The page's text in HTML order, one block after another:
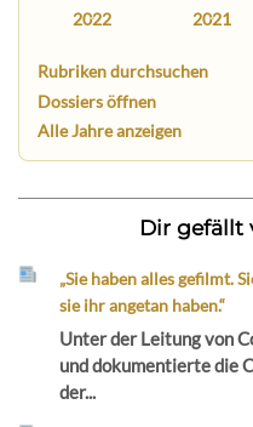
2022 2021
Rubriken durchsuchen
Dossiers öffnen
Alle Jahre anzeigen
Dir gefällt
„Sie haben alles gefilmt.
sie ihr angetan haben.“
Unter der Leitung von
und dokumentierte die
der...